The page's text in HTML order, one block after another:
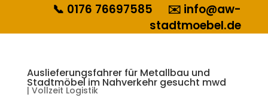
📞 0176 76697585 ✉️ info@aw-
stadtmoebel.de
Auslieferungsfahrer für Metallbau und
Stadtmöbel im Nahverkehr gesucht mwd
| Vollzeit Logistik